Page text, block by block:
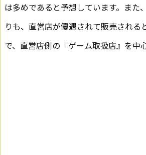
は多めであると予想しています。また
りも、直営店が優遇されて販売される
で、直営店側の『ゲーム取扱店』を中